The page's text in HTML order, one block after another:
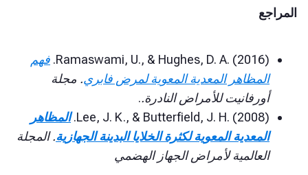
المراجع
Ramaswami, U., & Hughes, D. A. (2016). فهم
المظاهر المعدية المعوية لمرض فابري. مجلة
أورفانيت للأمراض النادرة..
Lee, J. K., & Butterfield, J. H. (2008). المظاهر
المعدية المعوية لكثرة الخلايا البدينة الجهازية. المجلة
العالمية لأمراض الجهاز الهضمي